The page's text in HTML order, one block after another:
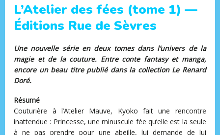
L’Atelier des fées (tome 1) —
Éditions Rue de Sèvres
Une nouvelle série en deux tomes dans l’univers de la
magie et de la couture. Entre conte fantasy et manga,
encore un beau titre publié dans la collection Le Renard
Doré.
Résumé
Couturière à l’Atelier Mauve, Kyoko fait une rencontre
inattendue : Princesse, une minuscule fée qu’elle est la seule
à ne pas prendre pour une abeille, lui demande de lui